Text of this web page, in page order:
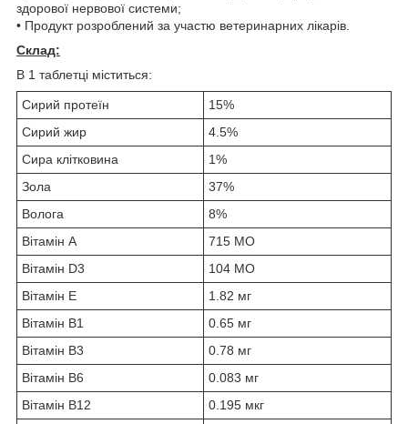
здорової нервової системи;
• Продукт розроблений за участю ветеринарних лікарів.
Склад:
В 1 таблетці міститься:
Сирий протеїн
15%
Сирий жир
4.5%
Сира клітковина
1%
Зола
37%
Волога
8%
Вітамін A
715 МО
Вітамін D3
104 МО
Вітамін Е
1.82 мг
Вітамін В1
0.65 мг
Вітамін В3
0.78 мг
Вітамін В6
0.083 мг
Вітамін В12
0.195 мкг